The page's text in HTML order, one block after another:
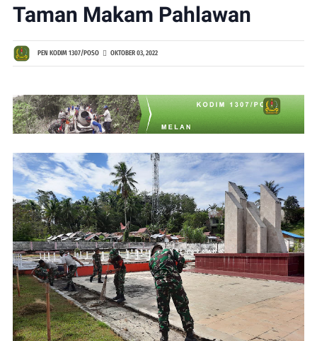
Taman Makam Pahlawan
PEN KODIM 1307/POSO OKTOBER 03, 2022